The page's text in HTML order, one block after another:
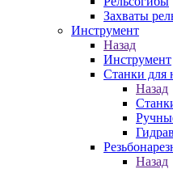
Захваты
Инструмент
Назад
Инструмент
Станки для
Назад
Назад